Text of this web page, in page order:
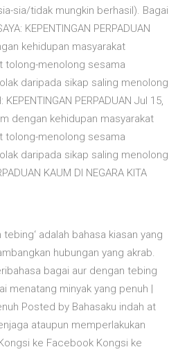
sia/tidak mungkin berhasil). Bagai
KEPENTINGAN PERPADUAN
kehidupan masyarakat
tolong-menolong sesama
daripada sikap saling menolong
PERPADUAN Jul 15,
dengan kehidupan masyarakat
tolong-menolong sesama
daripada sikap saling menolong
KAUM DI NEGARA KITA
adalah bahasa kiasan yang
hubungan yang akrab.
bagai aur dengan tebing
menatang minyak yang penuh |
Posted by Bahasaku indah at
ataupun memperlakukan
ke Facebook Kongsi ke